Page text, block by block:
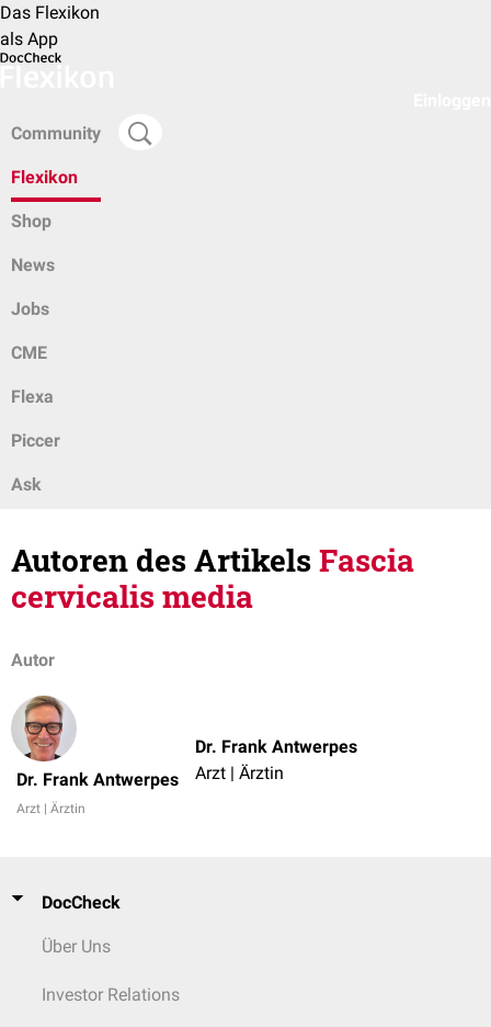
Das Flexikon
als App
Community
Flexikon
Shop
News
Jobs
CME
Flexa
Piccer
Ask
Autoren des ArtikelsFascia
cervicalis media
Autor
Dr. Frank Antwerpes
Arzt | Ärztin
Dr. Frank Antwerpes
Arzt | Ärztin
DocCheck
Über Uns
Investor Relations